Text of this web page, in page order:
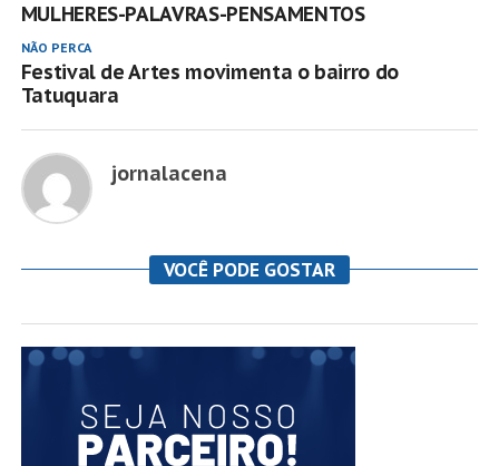
MULHERES-PALAVRAS-PENSAMENTOS
NÃO PERCA
Festival de Artes movimenta o bairro do
Tatuquara
jornalacena
VOCÊ PODE GOSTAR